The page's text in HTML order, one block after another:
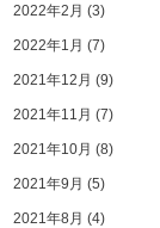
2022年2月 (3)
2022年1月 (7)
2021年12月 (9)
2021年11月 (7)
2021年10月 (8)
2021年9月 (5)
2021年8月 (4)